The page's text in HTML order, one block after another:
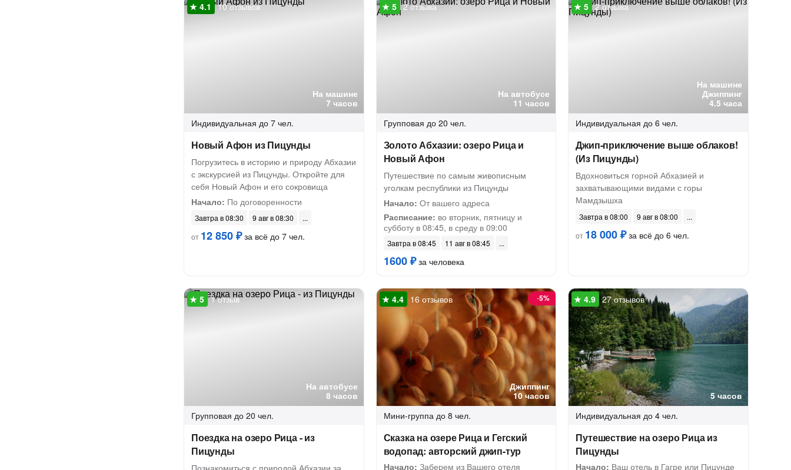
На машине
7 часов
10 отзывов
Индивидуальная до 7 чел.
Новый Афон из Пицунды
Погрузитесь в историю и природу Абхазии
с экскурсией из Пицунды. Откройте для
себя Новый Афон и его сокровища
Начало: По договоренности
Завтра в 08:30
9 авг в 08:30
от 12 850 ₽за всё до 7 чел.
На автобусе
11 часов
2 отзыва
Групповая до 20 чел.
Золото Абхазии: озеро Рица и
Новый Афон
Путешествие по самым живописным
уголкам республики из Пицунды
Начало: От вашего адреса
Расписание: во вторник, пятницу и
субботу в 08:45, в среду в 09:00
Завтра в 08:45 11 авг в 08:45
1600 ₽за человека
На машине
Джиппинг
4.5 часа
2 отзыва
Индивидуальная до 6 чел.
Джип-приключение выше облаков!
(Из Пицунды)
Вдохновиться горной Абхазией и
захватывающими видами с горы
Мамдзышха
Завтра в 08:00
9 авг в 08:00
от 18 000 ₽за всё до 6 чел.
На автобусе
8 часов
1 отзыв
Групповая до 20 чел.
Поездка на озеро Рица - из
Пицунды
Познакомиться с природой Абхазии за
Джиппинг
10 часов
-5%
16 отзывов
Мини-группа до 8 чел.
Сказка на озере Рица и Гегский
водопад: авторский джип-тур
Начало: Заберем из Вашего отеля
5 часов
27 отзывов
Индивидуальная до 4 чел.
Путешествие на озеро Рица из
Пицунды
Начало: Ваш отель в Гагре или Пицунде